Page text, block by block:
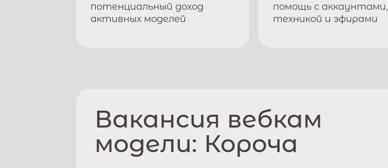
потенциальный доход
активных моделей
помощь с аккаунтами,
техникой и эфирами
Вакансия вебкам
модели: Короча